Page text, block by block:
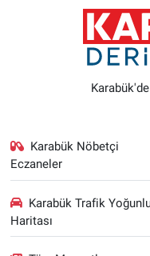
Karabük Nöbetçi
Eczaneler
Karabük Trafik
Haritası